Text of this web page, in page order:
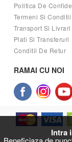
Intra
Politica De
Termeni Si Conditii
Transport Si Livrari
Plati Si Transferuri
Conditii De Retur
RAMAI CU NOI